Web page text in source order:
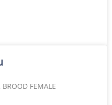
FEMALE